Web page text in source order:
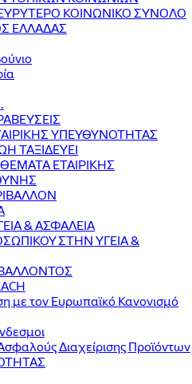
ΚΟΙΝΩΝΙΚΟ ΣΥΝΟΛΟ
ΕΛΛΑΔΑΣ
ΥΠΕΥΘΥΝΟΤΗΤΑΣ
ΤΑΞΙΔΕΥΕΙ
ΘΕΜΑΤΑ ΕΤΑΙΡΙΚΗΣ
& ΑΣΦΑΛΕΙΑ
ΣΤΗΝ ΥΓΕΙΑ &
με τον Ευρωπαϊκό Κανονισμό
Διαχείρισης Προϊόντων